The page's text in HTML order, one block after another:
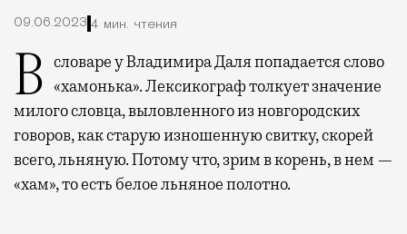
09.06.2023 4 мин. чтения
В словаре у Владимира Даля попадается слово «хамонька». Лексикограф толкует значение
милого словца, выловленного из новгородских
говоров, как старую изношенную свитку, скорей
всего, льняную. Потому что, зрим в корень, в нем —
«хам», то есть белое льняное полотно.